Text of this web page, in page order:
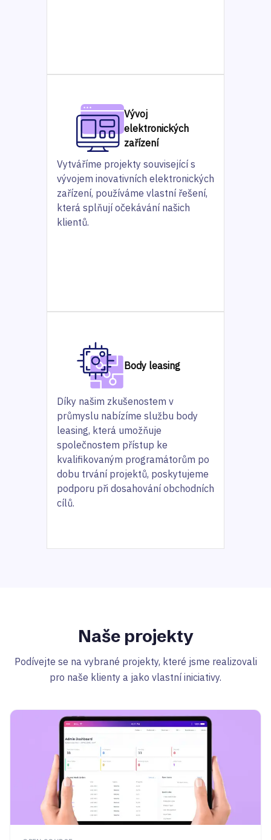
Vývoj
elektronických
zařízení
Vytváříme projekty související s
vývojem inovativních elektronických
zařízení, používáme vlastní řešení,
která splňují očekávání našich
klientů.
Body leasing
Díky našim zkušenostem v
průmyslu nabízíme službu body
leasing, která umožňuje
společnostem přístup ke
kvalifikovaným programátorům po
dobu trvání projektů, poskytujeme
podporu při dosahování obchodních
cílů.
Naše projekty
Podívejte se na vybrané projekty, které jsme realizovali
pro naše klienty a jako vlastní iniciativy.